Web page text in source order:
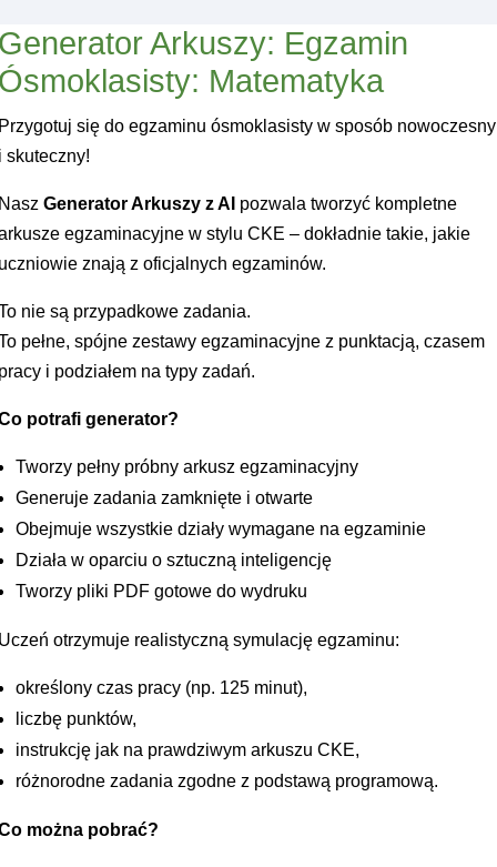
Arkuszy: Egzamin
Matematyka
się do egzaminu ósmoklasisty w sposób nowoczesny
skuteczny!
Generator Arkuszy z AI pozwala tworzyć kompletne
egzaminacyjne w stylu CKE – dokładnie takie, jakie
znają z oficjalnych egzaminów.
nie są przypadkowe zadania.
pełne, spójne zestawy egzaminacyjne z punktacją, czasem
i podziałem na typy zadań.
potrafi generator?
Tworzy pełny próbny arkusz egzaminacyjny
Generuje zadania zamknięte i otwarte
Obejmuje wszystkie działy wymagane na egzaminie
Działa w oparciu o sztuczną inteligencję
Tworzy pliki PDF gotowe do wydruku
otrzymuje realistyczną symulację egzaminu:
określony czas pracy (np. 125 minut),
liczbę punktów,
instrukcję jak na prawdziwym arkuszu CKE,
różnorodne zadania zgodne z podstawą programową.
można pobrać?